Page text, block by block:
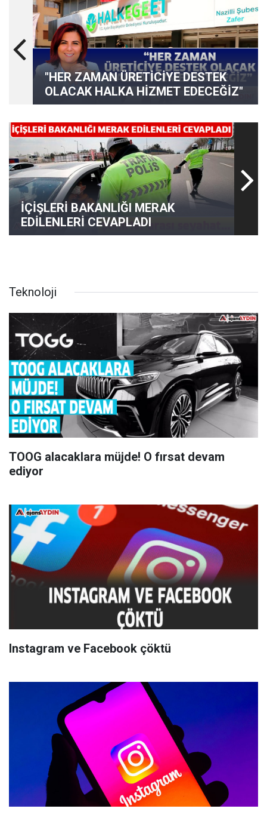
"HER ZAMAN ÜRETİCİYE DESTEK
OLACAK HALKA HİZMET EDECEĞİZ"
İÇİŞLERİ BAKANLIĞI MERAK
EDİLENLERİ CEVAPLADI
Teknoloji
TOOG alacaklara müjde! O fırsat devam
ediyor
Instagram ve Facebook çöktü